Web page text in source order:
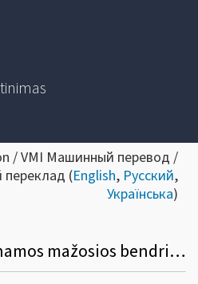
/ VMI Машинный перевод /
(English, Русский,
Українська)
36. Kaip apmokestinamos mažosios bendrijos (MB) nario pajamos, deklaruojamos kaip nesusijusios su darbo santykiais?